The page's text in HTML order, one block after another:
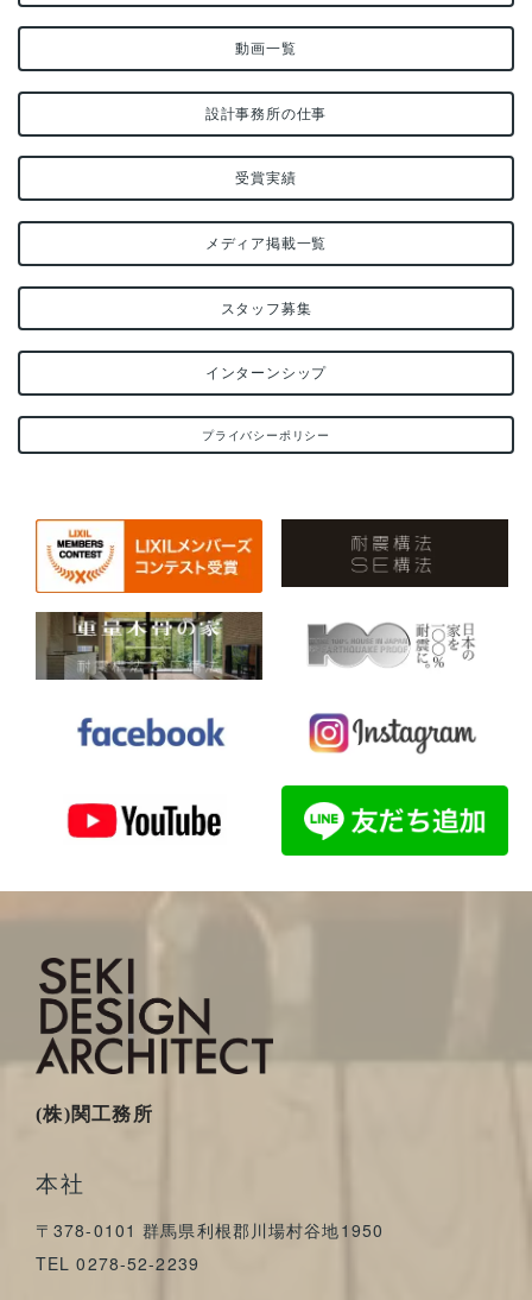
動画一覧
設計事務所の仕事
受賞実績
メディア掲載一覧
スタッフ募集
インターンシップ
プライバシーポリシー
(株)関工務所
本社
〒378-0101 群馬県利根郡川場村谷地1950
TEL 0278-52-2239